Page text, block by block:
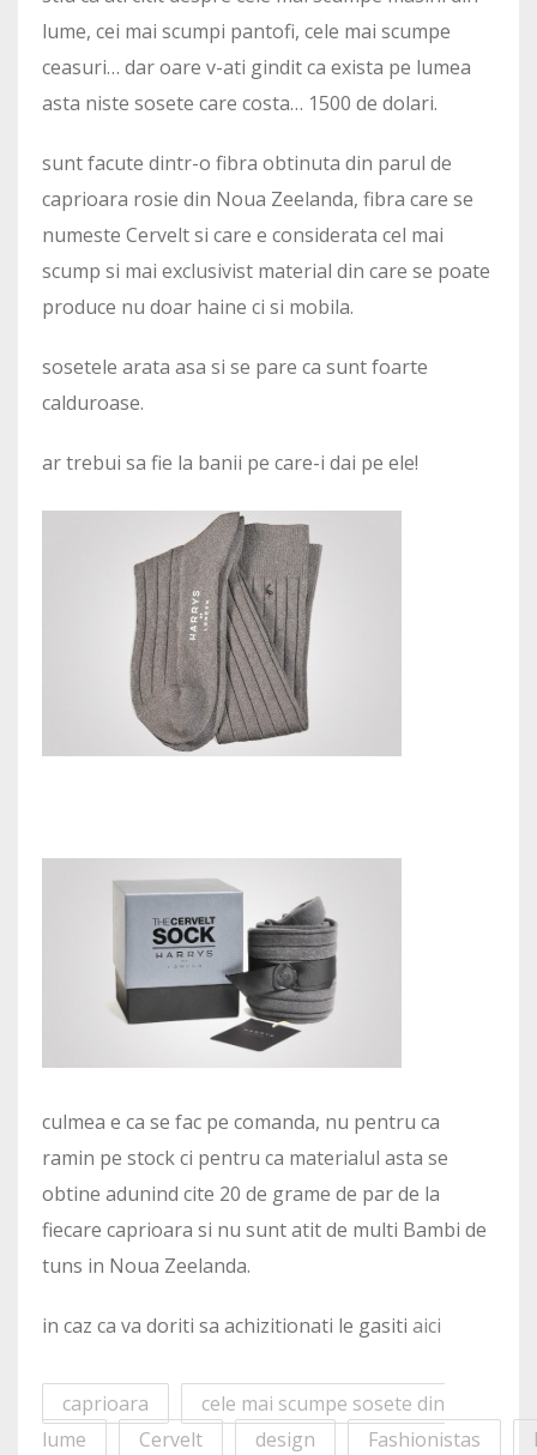
lume, cei mai scumpi pantofi, cele mai scumpe
ceasuri… dar oare v-ati gindit ca exista pe lumea
asta niste sosete care costa… 1500 de dolari.
sunt facute dintr-o fibra obtinuta din parul de
caprioara rosie din Noua Zeelanda, fibra care se
numeste Cervelt si care e considerata cel mai
scump si mai exclusivist material din care se poate
produce nu doar haine ci si mobila.
sosetele arata asa si se pare ca sunt foarte
calduroase.
ar trebui sa fie la banii pe care-i dai pe ele!
culmea e ca se fac pe comanda, nu pentru ca
ramin pe stock ci pentru ca materialul asta se
obtine adunind cite 20 de grame de par de la
fiecare caprioara si nu sunt atit de multi Bambi de
tuns in Noua Zeelanda.
in caz ca va doriti sa achizitionati le gasiti aici
caprioara
cele mai scumpe sosete din
lume
Cervelt design Fashionistas